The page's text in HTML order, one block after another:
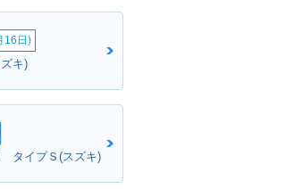
16日)
キ)
タイプＳ(スズキ)